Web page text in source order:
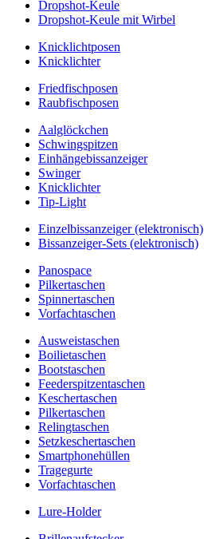
Dropshot-Keule
Dropshot-Keule mit Wirbel
Knicklichtposen
Knicklichter
Friedfischposen
Raubfischposen
Aalglöckchen
Schwingspitzen
Einhängebissanzeiger
Swinger
Knicklichter
Tip-Light
Einzelbissanzeiger (elektronisch)
Bissanzeiger-Sets (elektronisch)
Panospace
Pilkertaschen
Spinnertaschen
Vorfachtaschen
Ausweistaschen
Boilietaschen
Bootstaschen
Feederspitzentaschen
Keschertaschen
Pilkertaschen
Relingtaschen
Setzkeschertaschen
Smartphonehüllen
Tragegurte
Vorfachtaschen
Lure-Holder